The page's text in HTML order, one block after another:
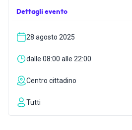
COSA FARE
ISPIRAZIONI
Dettagli evento
28 agosto 2025
dalle 08:00 alle 22:00
Centro cittadino
Tutti